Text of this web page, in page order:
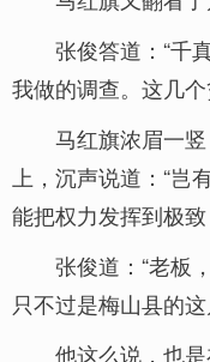
张俊答道：“千
我做的调查。这几
马红旗浓眉一
上，沉声说道：“
能把权力发挥到极
张俊道：“老板
只不过是梅山县的
他这么说，也是